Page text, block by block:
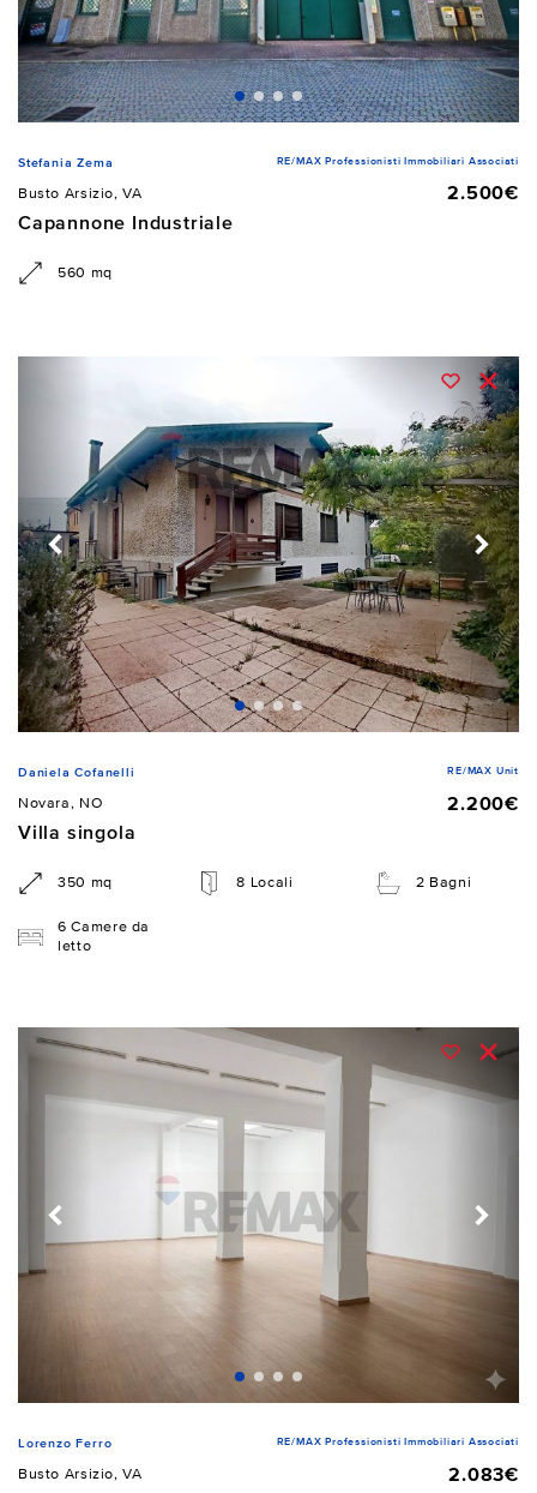
Stefania Zema RE/MAX Professionisti Immobiliari Associati
Busto Arsizio, VA
2.500€
Capannone Industriale
560 mq
Daniela Cofanelli RE/MAX Unit
Novara, NO
2.200€
Villa singola
350 mq 8 Locali 2 Bagni
6 Camere da
letto
Lorenzo Ferro RE/MAX Professionisti Immobiliari Associati
Busto Arsizio, VA 2.083€